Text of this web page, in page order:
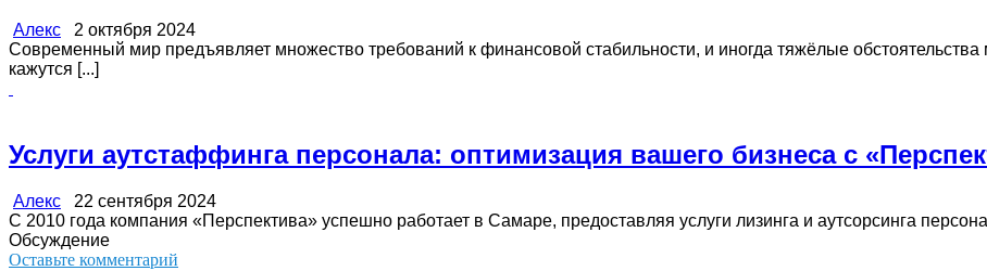
Алекс 2 октября 2024
Современный мир предъявляет множество требований к финансовой стабильности, и иногда тяжёлые обстоятельства
кажутся [...]
Услуги аутстаффинга персонала: оптимизация вашего бизнеса с
Алекс 22 сентября 2024
С 2010 года компания «Перспектива» успешно работает в Самаре, предоставляя услуги лизинга и аутсорсинга
Обсуждение
Оставьте комментарий